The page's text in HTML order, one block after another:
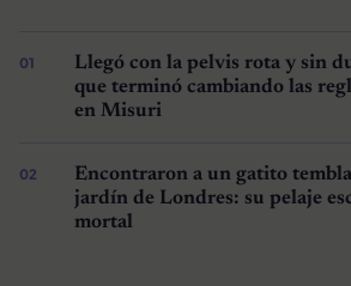
Llegó con la pelvis rota y sin
que terminó cambiando las
en Misuri
Encontraron a un gatito
jardín de Londres: su pelaje
mortal